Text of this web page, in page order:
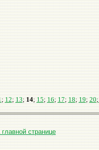
;12;13;14;15;16;17;18;19;20;
главной странице